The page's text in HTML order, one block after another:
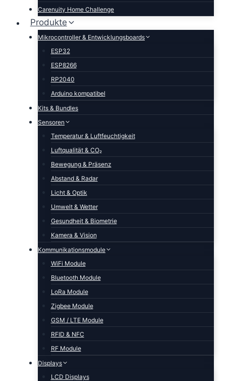
Carenuity Home Challenge
Produkte
Mikrocontroller & Entwicklungsboards
ESP32
ESP8266
RP2040
Arduino kompatibel
Kits & Bundles
Sensoren
Temperatur & Luftfeuchtigkeit
Luftqualität & CO₂
Bewegung & Präsenz
Abstand & Radar
Licht & Optik
Umwelt & Wetter
Gesundheit & Biometrie
Kamera & Vision
Kommunikationsmodule
WiFi Module
Bluetooth Module
LoRa Module
Zigbee Module
GSM / LTE Module
RFID & NFC
RF Module
Displays
LCD Displays